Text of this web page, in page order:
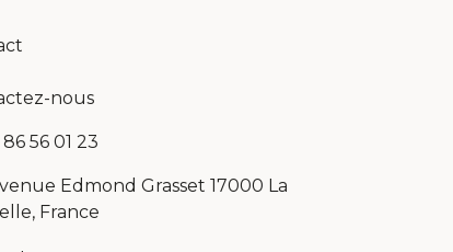
nous
56 01 23
Edmond Grasset 17000 La
France